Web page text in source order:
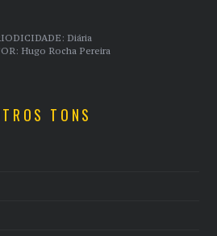
Diária
Hugo Rocha Pereira
TONS